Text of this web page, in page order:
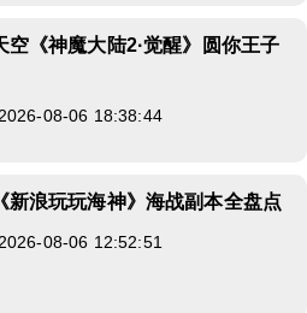
空《神魔大陆2·觉醒》圆你王子
08-06 18:38:44
新浪玩玩海神》海战副本全盘点
08-06 12:52:51